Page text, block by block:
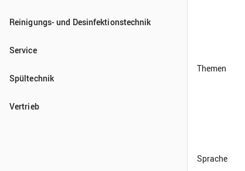
Reinigungs- und Desinfektionstechnik
Service
Spültechnik
Vertrieb